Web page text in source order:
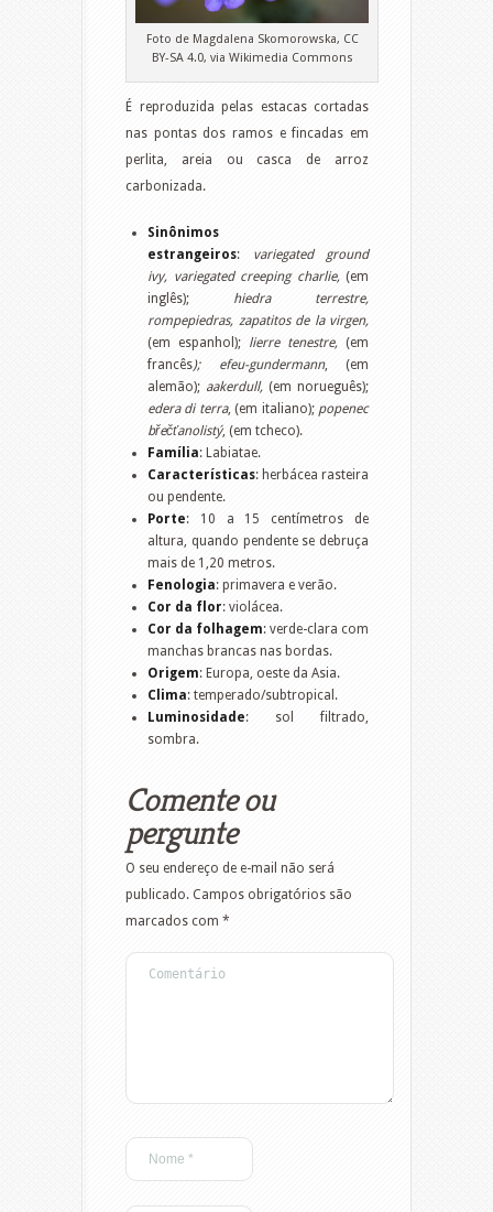
Foto de Magdalena Skomorowska, CC
BY-SA 4.0, via Wikimedia Commons
É reproduzida pelas estacas cortadas
nas pontas dos ramos e fincadas em
perlita, areia ou casca de arroz
carbonizada.
Sinônimos
estrangeiros:
variegated ground
ivy, variegated creeping charlie,(em
inglês); hiedra terrestre,
rompepiedras, zapatitos de la virgen,
(em espanhol); lierre tenestre, (em
francês); efeu-gundermann, (em
alemão); aakerdull, (em norueguês);
edera di terra, (em italiano); popenec
břečťanolistý, (em tcheco).
Família: Labiatae.
Características: herbácea rasteira
ou pendente.
Porte: 10 a 15 centímetros de
altura, quando pendente se debruça
mais de 1,20 metros.
Fenologia: primavera e verão.
Cor da flor: violácea.
Cor da folhagem: verde-clara com
manchas brancas nas bordas.
Origem: Europa, oeste da Asia.
Clima: temperado/subtropical.
Luminosidade: sol filtrado,
sombra.
Comente ou
pergunte
O seu endereço de e-mail não será
publicado. Campos obrigatórios são
marcados com *